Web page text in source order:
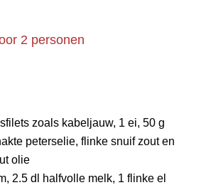
2 personen
zoals kabeljauw, 1 ei, 50 g
peterselie, flinke snuif zout en
olie
2.5 dl halfvolle melk, 1 flinke el